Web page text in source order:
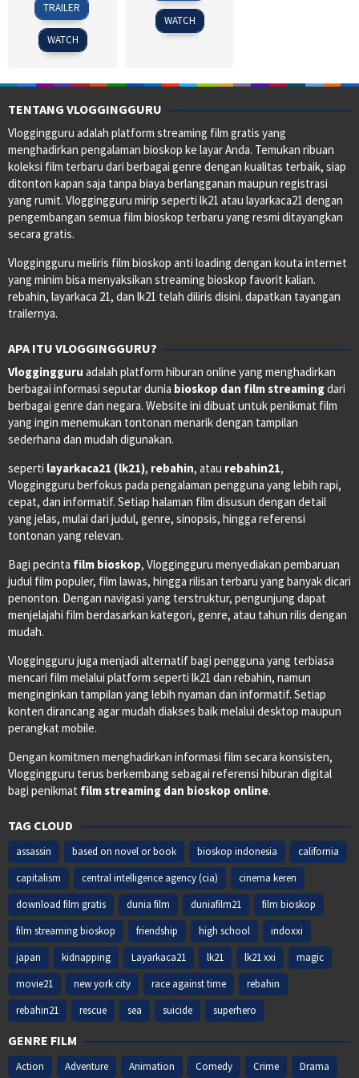
Apr
2024
Boonnitipat
TRAILER
WATCH
2020
WATCH
TENTANG VLOGGINGGURU
Vloggingguru adalah platform streaming film gratis yang
menghadirkan pengalaman bioskop ke layar Anda. Temukan ribuan
koleksi film terbaru dari berbagai genre dengan kualitas terbaik, siap
ditonton kapan saja tanpa biaya berlangganan maupun registrasi
yang rumit. Vloggingguru mirip seperti lk21 atau layarkaca21 dengan
pengembangan semua film bioskop terbaru yang resmi ditayangkan
secara gratis.
Vloggingguru meliris film bioskop anti loading dengan kouta internet
yang minim bisa menyaksikan streaming bioskop favorit kalian.
rebahin, layarkaca 21, dan lk21 telah diliris disini. dapatkan tayangan
trailernya.
APA ITU VLOGGINGGURU?
Vloggingguru adalah platform hiburan online yang menghadirkan
berbagai informasi seputar dunia bioskop dan film streamingdari
berbagai genre dan negara. Website ini dibuat untuk penikmat film
yang ingin menemukan tontonan menarik dengan tampilan
sederhana dan mudah digunakan.
seperti layarkaca21 (lk21), rebahin, atau rebahin21,
Vloggingguru berfokus pada pengalaman pengguna yang lebih rapi,
cepat, dan informatif. Setiap halaman film disusun dengan detail
yang jelas, mulai dari judul, genre, sinopsis, hingga referensi
tontonan yang relevan.
Bagi pecinta film bioskop, Vloggingguru menyediakan pembaruan
judul film populer, film lawas, hingga rilisan terbaru yang banyak dicari
penonton. Dengan navigasi yang terstruktur, pengunjung dapat
menjelajahi film berdasarkan kategori, genre, atau tahun rilis dengan
mudah.
Vloggingguru juga menjadi alternatif bagi pengguna yang terbiasa
mencari film melalui platform seperti lk21 dan rebahin, namun
menginginkan tampilan yang lebih nyaman dan informatif. Setiap
konten dirancang agar mudah diakses baik melalui desktop maupun
perangkat mobile.
Dengan komitmen menghadirkan informasi film secara konsisten,
Vloggingguru terus berkembang sebagai referensi hiburan digital
bagi penikmat film streaming dan bioskop online.
TAG CLOUD
assassin based on novel or book bioskop indonesia
california
capitalism
central intelligence agency (cia)
cinema keren
download film gratis
dunia film duniafilm21
film bioskop
film streaming bioskop
friendship high school
indoxxi
japan
kidnapping Layarkaca21 lk21 lk21 xxi
magic
movie21
new york city race against time
rebahin
rebahin21
rescue sea suicide superhero
GENRE FILM
Action Adventure Animation Comedy Crime Drama